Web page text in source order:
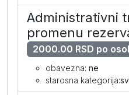
Administrativni
promenu
2000.00 RSD po
obavezna: ne
starosna kategorija: